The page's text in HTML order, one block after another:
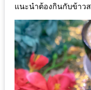
เนื้อ
หมู
ดำ
คู
โร
แนะนำต้องกินกับข้าว